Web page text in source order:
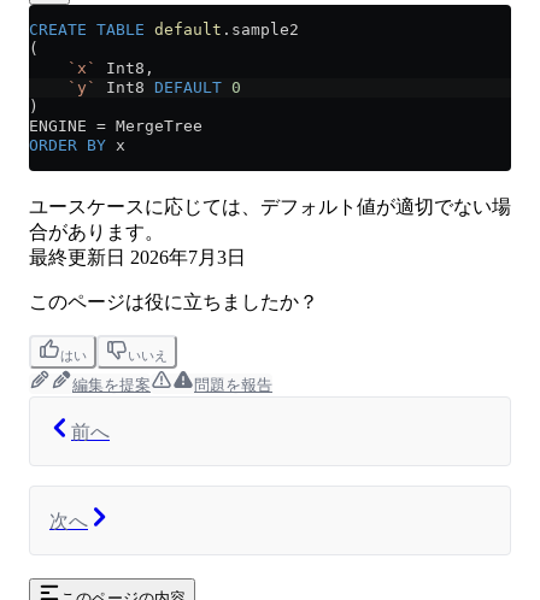
CREATE TABLE default .sample2
(
    `x`
Int8,
    `y`
Int8 DEFAULT 0
)
ENGINE = MergeTree
ORDER BY x
ユースケースに応じては、デフォルト値が適切でない場
合があります。
最終更新日 2026年7月3日
このページは役に立ちましたか？
はい いいえ
編集を提案 問題を報告
前へ
次へ